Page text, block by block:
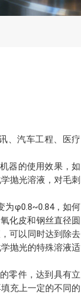
、汽车工程、医疗
器的使用效果，如
抛光溶液，对毛刺
为φ0.8~0.84，如何
化皮和钢丝直径圆
可以同时达到除去
抛光的特殊溶液适
零件，达到具有立
充上一定的不同的